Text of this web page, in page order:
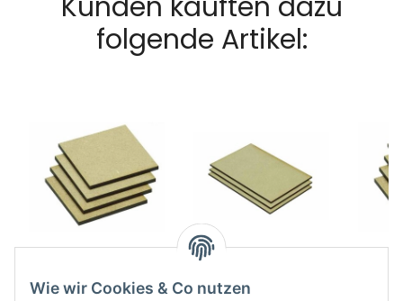
folgende Artikel:
MDF Base Eckig
5,49 €*
MDF Base Eckig
5,49 €
Wie wir Cookies & Co nutzen